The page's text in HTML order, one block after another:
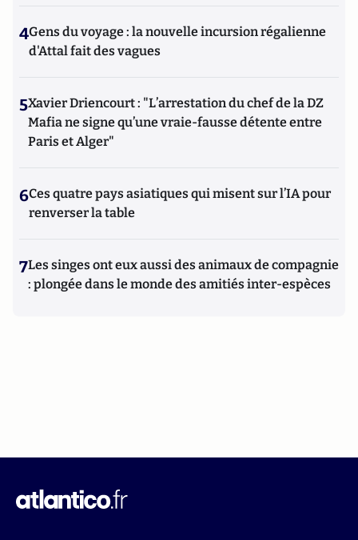
4Gens du voyage : la nouvelle incursion régalienne
d'Attal fait des vagues
5Xavier Driencourt : "L’arrestation du chef de la DZ
Mafia ne signe qu’une vraie-fausse détente entre
Paris et Alger"
6Ces quatre pays asiatiques qui misent sur l’IA pour
renverser la table
7Les singes ont eux aussi des animaux de compagnie
: plongée dans le monde des amitiés inter-espèces